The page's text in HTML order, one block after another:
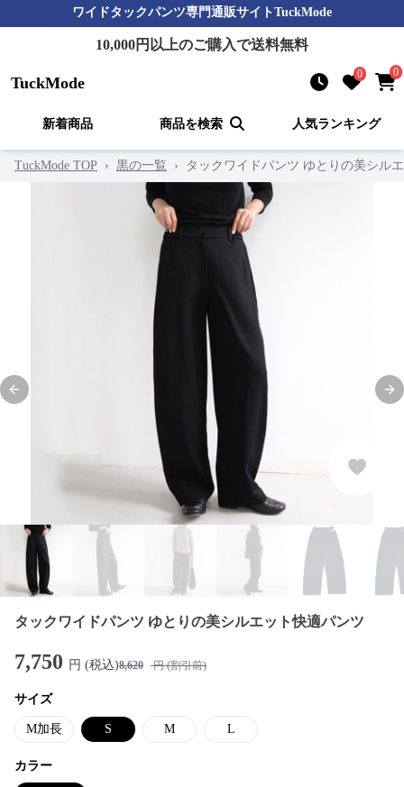
ワイドタックパンツ専門通販サイトTuckMode
10,000円以上のご購入で送料無料
TuckMode 0 0
新着商品 商品を検索 人気ランキング
TuckMode TOP › 黒の一覧 › タックワイドパンツ ゆとりの美シル
Previous slide
タックワイドパンツ ゆとりの美シルエット快適パンツ
7,750 円 (税込)8,620 円 (割引前)
サイズ
M加長 S M L
カラー